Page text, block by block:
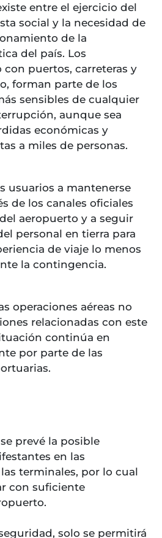
entre el ejercicio del
social y la necesidad de
de la
del país. Los
puertos, carreteras y
forman parte de los
sensibles de cualquier
aunque sea
económicas y
a miles de personas.
usuarios a mantenerse
de los canales oficiales
aeropuerto y a seguir
personal en tierra para
de viaje lo menos
la contingencia.
operaciones aéreas no
relacionadas con este
continúa en
por parte de las
prevé la posible
en las
terminales, por lo cual
con suficiente
solo se permitirá